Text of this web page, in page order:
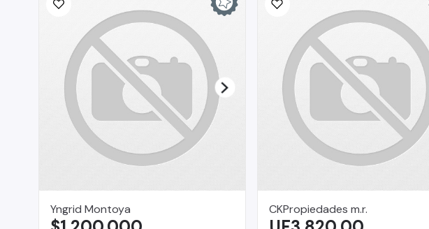
Yngrid Montoya CKPropiedades m.r.